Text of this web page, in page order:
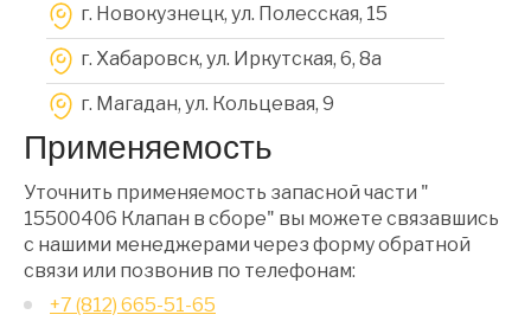
г. Новокузнецк, ул. Полесская, 15
г. Хабаровск, ул. Иркутская, 6, 8a
г. Магадан, ул. Кольцевая, 9
Применяемость
Уточнить применяемость запасной части "
15500406 Клапан в сборе" вы можете связавшись
с нашими менеджерами через форму обратной
связи или позвонив по телефонам:
+7 (812) 665-51-65